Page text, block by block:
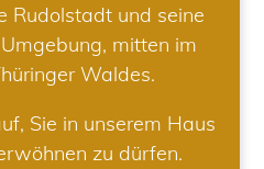
Rudolstadt und seine
mitten im
Waldes.
Sie in unserem Haus
zu dürfen.